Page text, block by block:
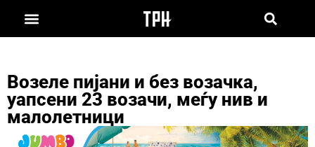
Возеле пијани и без возачка,
уапсени 23 возачи, меѓу нив и
малолетници